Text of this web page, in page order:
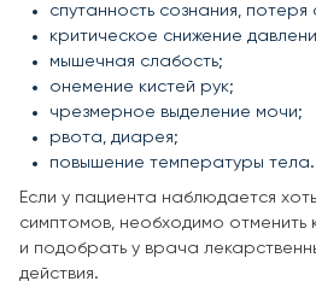
спутанность сознания, потеря
критическое снижение
мышечная слабость;
онемение кистей рук;
чрезмерное выделение мочи;
рвота, диарея;
повышение температуры тела.
Если у пациента наблюдается
симптомов, необходимо отменить
и подобрать у врача
действия.